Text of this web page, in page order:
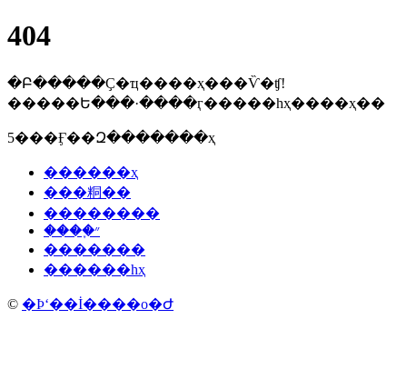
404
�Բ�����Ҫ�ҵ����ҳ���Ѷ�ʧ!
�����Ե���·����ӷ�����һҳ����ҳ��
5���Ӻ��Զ�������ҳ
������ҳ
���粡��
��������
����֢״
�������
������һҳ
© �Ϸʻ��İ����о�Ժ